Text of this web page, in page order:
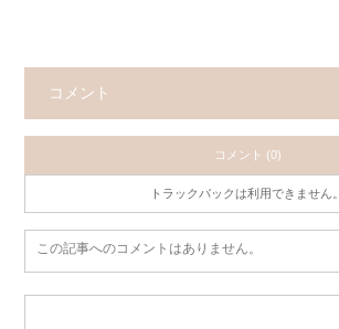
コメント
コメント (0)
トラックバックは利用できません。
この記事へのコメントはありません。